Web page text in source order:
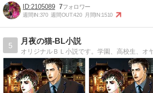
2105089 7
週間IN:370 週間OUT:420 月間IN:1510
5
月夜の猫-BL小説